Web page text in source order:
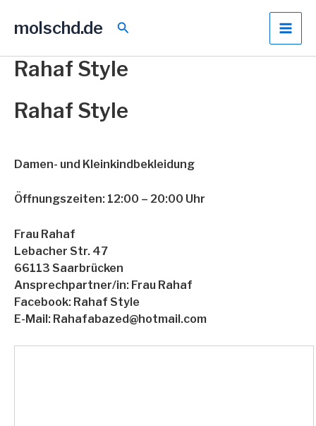
Inhaltmolschd.de Suchen
Rahaf Style
Rahaf Style
Damen- und Kleinkindbekleidung
Öffnungszeiten: 12:00 – 20:00 Uhr
Frau Rahaf
Lebacher Str. 47
66113 Saarbrücken
Ansprechpartner/in: Frau Rahaf
Facebook: Rahaf Style
E-Mail: Rahafabazed@hotmail.com